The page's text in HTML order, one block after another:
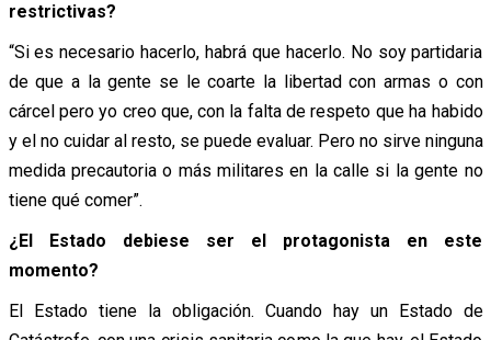
restrictivas?
“Si es necesario hacerlo, habrá que hacerlo. No soy partidaria
de que a la gente se le coarte la libertad con armas o con
cárcel pero yo creo que, con la falta de respeto que ha habido
y el no cuidar al resto, se puede evaluar. Pero no sirve ninguna
medida precautoria o más militares en la calle si la gente no
tiene qué comer”.
¿El Estado debiese ser el protagonista en este
momento?
El Estado tiene la obligación. Cuando hay un Estado de